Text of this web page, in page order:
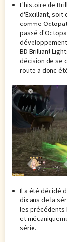
L'histoire de
d'Excillant, soit
comme
passé
BD Brilliant
décision de se
route a donc
Il a été décidé
dix ans de la
les précédents
et
série.